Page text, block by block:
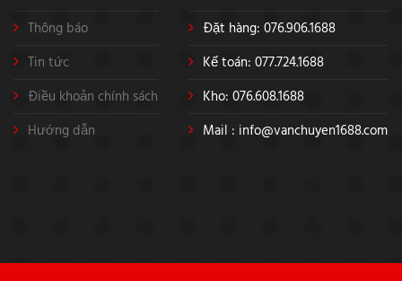
Thông báo
Tin tức
Điều khoản chính sách
Hướng dẫn
Đặt hàng: 076.906.1688
Kế toán: 077.724.1688
Kho: 076.608.1688
Mail : info@vanchuyen1688.com